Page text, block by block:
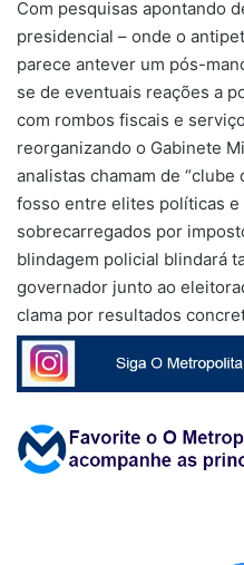
Com pesquisas apontando
presidencial – onde o
parece antever um pós-
se de eventuais reações a
com rombos fiscais e
reorganizando o Gabinete
analistas chamam de “clube
fosso entre elites políticas
sobrecarregados por
blindagem policial blindará
governador junto ao
clama por resultados